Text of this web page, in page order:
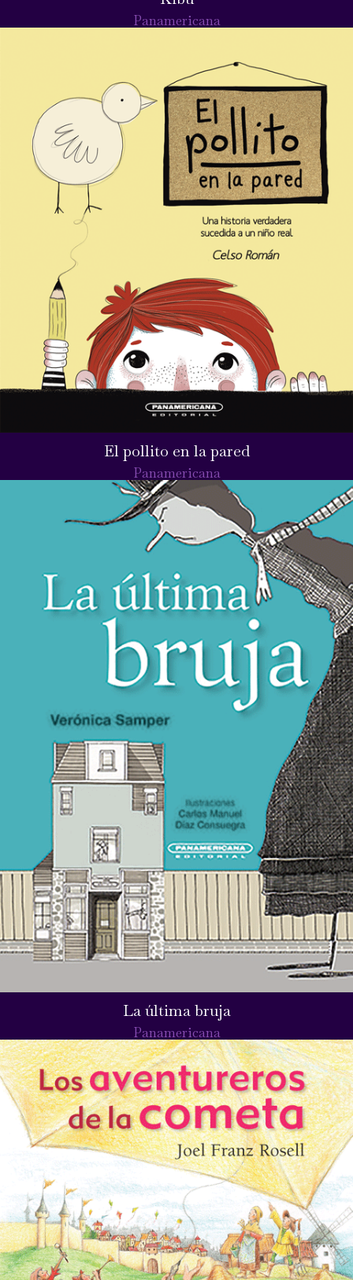
Panamericana
El pollito en la pared
Panamericana
La última bruja
Panamericana